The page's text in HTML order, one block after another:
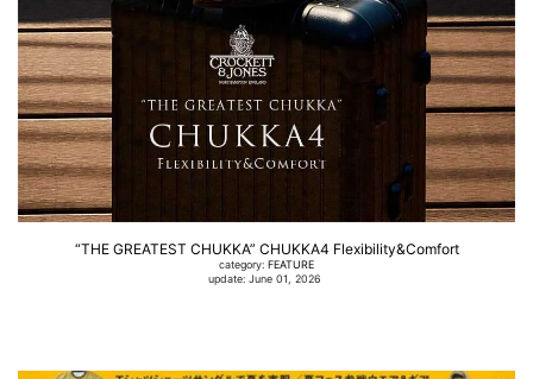
“THE GREATEST CHUKKA” CHUKKA4 Flexibility&Comfort
category: FEATURE
update: June 01, 2026